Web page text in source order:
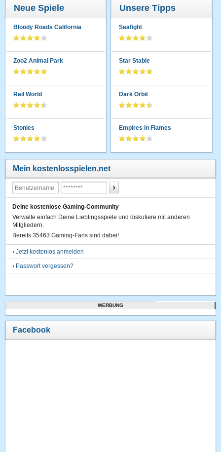
Neue Spiele
Bloody Roads California
Zoo2 Animal Park
Rail World
Stonies
Unsere Tipps
Seafight
Star Stable
Dark Orbit
Empires in Flames
Mein kostenlosspielen.net
Deine kostenlose Gaming-Community
Verwalte einfach Deine Lieblingsspiele und diskutiere mit anderen
Mitgliedern.
Bereits 35463 Gaming-Fans sind dabei!
›Jetzt kostenlos anmelden
› Passwort vergessen?
WERBUNG
Facebook